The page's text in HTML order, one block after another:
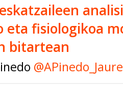
analisi
eta fisiologikoa
bitartean